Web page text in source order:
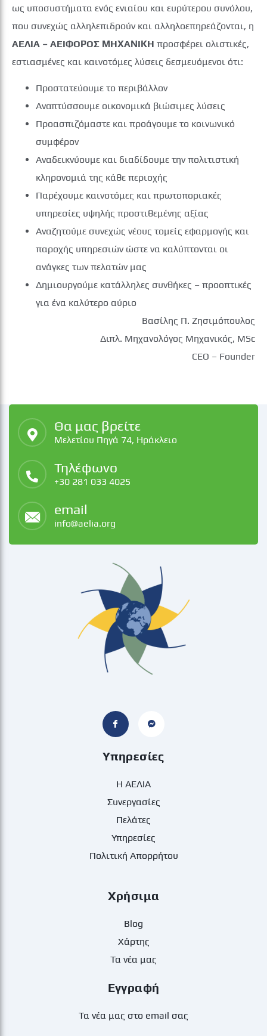
ως υποσυστήματα ενός ενιαίου και ευρύτερου συνόλου,
που συνεχώς αλληλεπιδρούν και αλληλοεπηρεάζονται, η
ΑΕΛΙΑ – ΑΕΙΦΟΡΟΣ ΜΗΧΑΝΙΚΗ προσφέρει ολιστικές,
εστιασμένες και καινοτόμες λύσεις δεσμευόμενοι ότι:
Προστατεύουμε το περιβάλλον
Αναπτύσσουμε οικονομικά βιώσιμες λύσεις
Προασπιζόμαστε και προάγουμε το κοινωνικό
συμφέρον
Αναδεικνύουμε και διαδίδουμε την πολιτιστική
κληρονομιά της κάθε περιοχής
Παρέχουμε καινοτόμες και πρωτοποριακές
υπηρεσίες υψηλής προστιθεμένης αξίας
Αναζητούμε συνεχώς νέους τομείς εφαρμογής και
παροχής υπηρεσιών ώστε να καλύπτονται οι
ανάγκες των πελατών μας
Δημιουργούμε κατάλληλες συνθήκες – προοπτικές
για ένα καλύτερο αύριο
Βασίλης Π. Ζησιμόπουλος
Διπλ. Μηχανολόγος Μηχανικός, MSc
CEO – Founder
Θα μας βρείτε
Μελετίου Πηγά 74, Ηράκλειο
Τηλέφωνο
+30 281 033 4025
email
info@aelia.org
Υπηρεσίες
Η ΑΕΛΙΑ
Συνεργασίες
Πελάτες
Υπηρεσίες
Πολιτική Απορρήτου
Χρήσιμα
Blog
Χάρτης
Τα νέα μας
Εγγραφή
Τα νέα μας στο email σας